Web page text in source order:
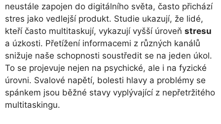
neustále zapojen do digitálního světa, často přichází
stres jako vedlejší produkt. Studie ukazují, že lidé,
kteří často multitaskují, vykazují vyšší úroveň stresu
a úzkosti. Přetížení informacemi z různých kanálů
snižuje naše schopnosti soustředit se na jeden úkol.
To se projevuje nejen na psychické, ale i na fyzické
úrovni. Svalové napětí, bolesti hlavy a problémy se
spánkem jsou běžné stavy vyplývající z nepřetržitého
multitaskingu.